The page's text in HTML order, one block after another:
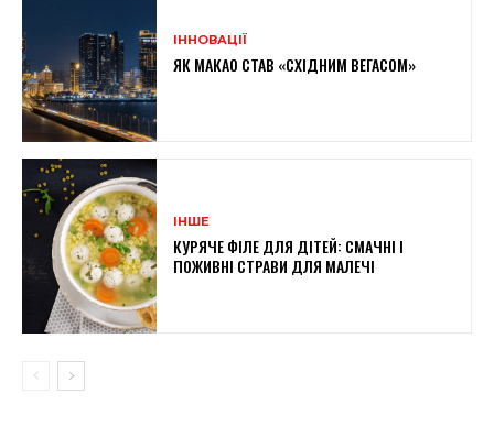
ІННОВАЦІЇ
ЯК МАКАО СТАВ «СХІДНИМ ВЕГАСОМ»
ІНШЕ
КУРЯЧЕ ФІЛЕ ДЛЯ ДІТЕЙ: СМАЧНІ І
ПОЖИВНІ СТРАВИ ДЛЯ МАЛЕЧІ